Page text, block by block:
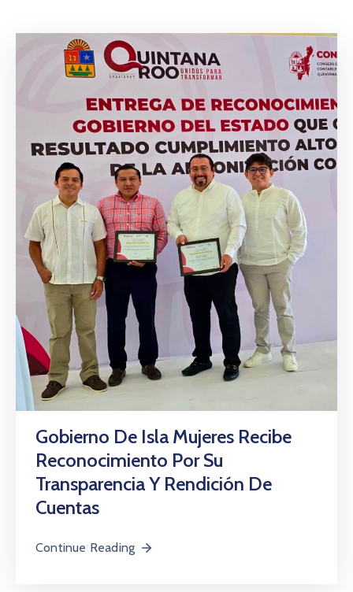
Gobierno De Isla Mujeres Recibe
Reconocimiento Por Su
Transparencia Y Rendición De
Cuentas
Continue Reading